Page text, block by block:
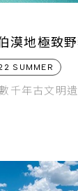
漠地極致
SUMMER
千年古文明遺